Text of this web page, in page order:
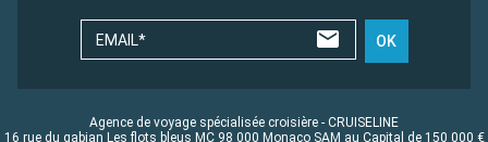
EMAIL* OK
Agence de voyage spécialisée croisière - CRUISELINE
16 rue du gabian Les flots bleus MC 98 000 Monaco SAM au Capital de 150 000 €